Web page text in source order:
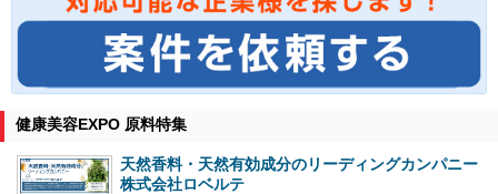
健康美容EXPO 原料特集
天然香料・天然有効成分のリーディングカンパニー
株式会社ロベルテ